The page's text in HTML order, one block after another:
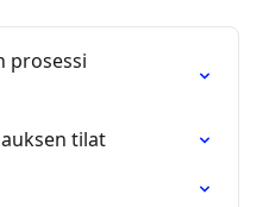
prosessi
tilat